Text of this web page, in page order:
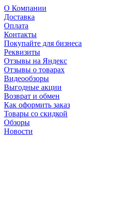
О Компании
Доставка
Оплата
Контакты
Покупайте для бизнеса
Реквизиты
Отзывы на Яндекс
Отзывы о товарах
Видеообзоры
Выгодные акции
Возврат и обмен
Как оформить заказ
Товары со скидкой
Обзоры
Новости